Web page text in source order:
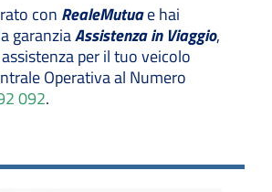
con RealeMutuae hai
garanziaAssistenza in Viaggio,
per il tuo veicolo
Operativa al Numero
092.